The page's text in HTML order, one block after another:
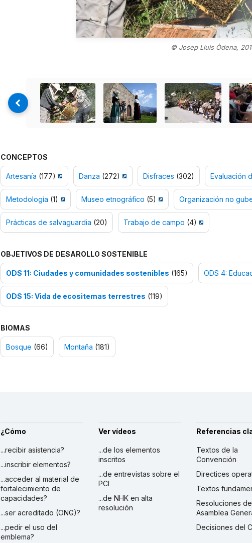
© Josep Lluis Òdena,
CONCEPTOS
Artesanía (177) Danza (272) Disfraces (302) Evaluación
Metodología (1) Museo etnográfico (5) Organización no
Prácticas de salvaguardia (20) Trabajo de campo (4)
OBJETIVOS DE DESAROLLO SOSTENIBLE
ODS 11: Ciudades y comunidades sostenibles (165) ODS 4:
ODS 15: Vida de ecositemas terrestres (119)
BIOMAS
Bosque (66) Montaña (181)
¿Cómo
...recibir asistencia?
...inscribir elementos?
...acceder al material de
fortalecimiento de
capacidades?
...ser acreditado (ONG)?
...pedir el uso del
emblema?
Ver vídeos
...de los elementos
inscritos
...de entrevistas sobre el
PCI
...de NHK en alta
resolución
Referencias
Textos de la
Convención
Directices
Textos
Resoluciones
Asamblea
Decisiones del